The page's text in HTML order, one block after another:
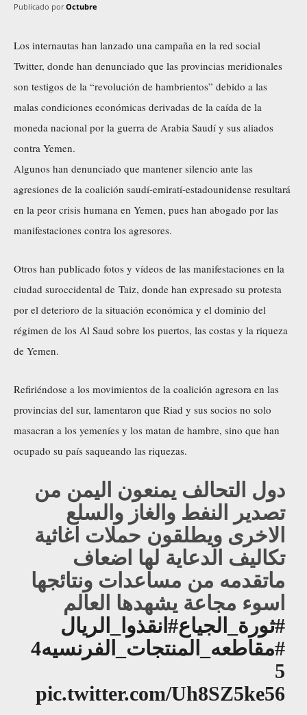
Publicado por Octubre
Los internautas han lanzado una campaña en la red social
Twitter, donde han denunciado que las provincias meridionales
son testigos de la “revolución de hambrientos” debido a las
malas condiciones económicas derivadas de la caída de la
moneda nacional por la guerra de Arabia Saudí y sus aliados
contra Yemen.
Algunos han denunciado que mantener silencio ante las
agresiones de la coalición saudí-emiratí-estadounidense resultará
en la peor crisis humana en Yemen, pues han abogado por las
manifestaciones contra los agresores.
Otros han publicado fotos y vídeos de las manifestaciones en la
ciudad suroccidental de Taiz, donde han expresado su protesta
por el deterioro de la situación económica y el dominio del
régimen de los Al Saud sobre los puertos, las costas y la riqueza
de Yemen.
Refiriéndose a los movimientos de la coalición agresora en las
provincias del sur, lamentaron que Riad y sus socios no solo
masacran a los yemeníes y los matan de hambre, sino que han
ocupado su país saqueando las riquezas.
دول التحالف يمنعون اليمن من
تصدير النفط والغاز والسلع
الاخرى ويطلقون حملات اغاثية
تكاليف الدعاية لها اضعاف
ماتقدمه من مساعدات ونتائجها
اسوء مجاعة يشهدها العالم
#ثورة_الجياع#انقذوا_الريال
#مقاطعه_المنتجات_الفرنسيه4
5
pic.twitter.com/Uh8SZ5ke56